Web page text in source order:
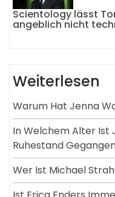
Scientology lässt
angeblich nicht
Weiterlesen
Warum Hat Jenna
In Welchem ​​alter Ist
Ruhestand
Wer Ist Michael